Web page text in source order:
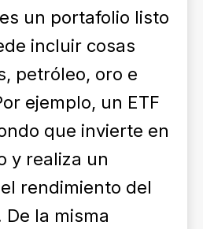
un portafolio listo
incluir cosas
petróleo, oro e
ejemplo, un ETF
que invierte en
y realiza un
rendimiento del
la misma